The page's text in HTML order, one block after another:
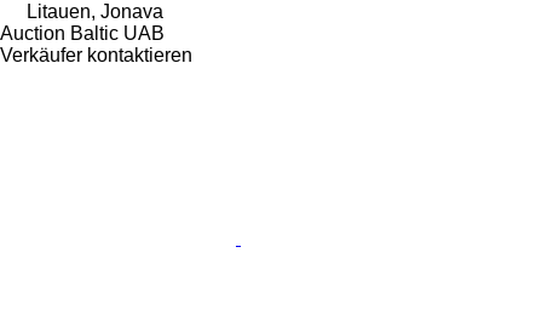
Litauen, Jonava
Auction Baltic UAB
Verkäufer kontaktieren